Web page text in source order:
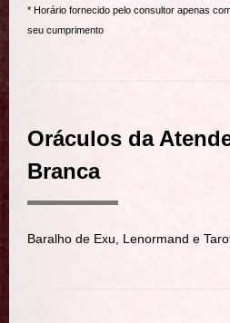
* Horário fornecido pelo consultor apenas
seu cumprimento
Oráculos da
Branca
Baralho de Exu, Lenormand e